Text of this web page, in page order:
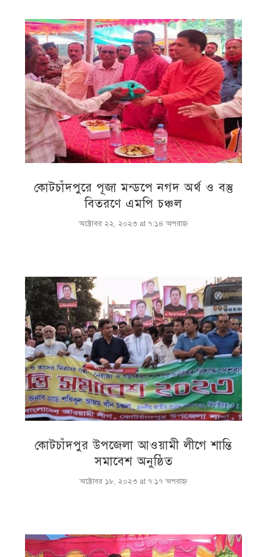
কোটচাঁদপুরে পূজা মন্ডপে নগদ অর্থ ও বস্তু
বিতরণে এমপি চঞ্চল
অক্টোবর ২২, ২০২৩ at ৭:১৪ অপরাহ্ণ
কোটচাঁদপুর উপজেলা আওয়ামী লীগে শান্তি
সমাবেশ অনুষ্ঠিত
অক্টোবর ১৮, ২০২৩ at ৭:১৭ অপরাহ্ণ